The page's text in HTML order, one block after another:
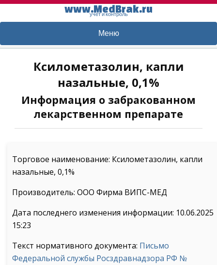
www.MedBrak.ru
учет и контроль
Меню
Ксилометазолин, капли
назальные, 0,1%
Информация о забракованном
лекарственном препарате
Торговое наименование: Ксилометазолин, капли
назальные, 0,1%
Производитель: ООО Фирма ВИПС-МЕД
Дата последнего изменения информации: 10.06.2025
15:23
Текст нормативного документа: Письмо
Федеральной службы Росздравнадзора РФ №